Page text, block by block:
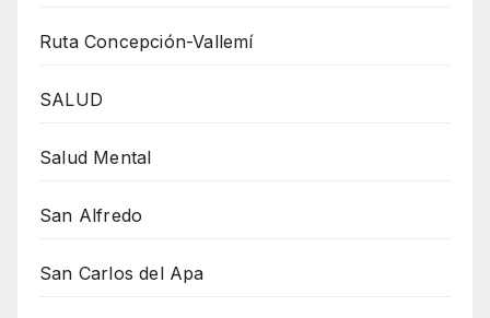
Ruta Concepción-Vallemí
SALUD
Salud Mental
San Alfredo
San Carlos del Apa